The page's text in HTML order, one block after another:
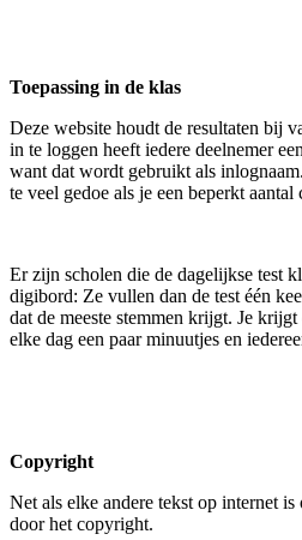
Toepassing in de klas
Deze website houdt de resultaten bij
in te loggen heeft iedere deelnemer
want dat wordt gebruikt als
te veel gedoe als je een beperkt aantal
Er zijn scholen die de dagelijkse test
digibord: Ze vullen dan de test één
dat de meeste stemmen krijgt. Je
elke dag een paar minuutjes en
Copyright
Net als elke andere tekst op internet
door het copyright.